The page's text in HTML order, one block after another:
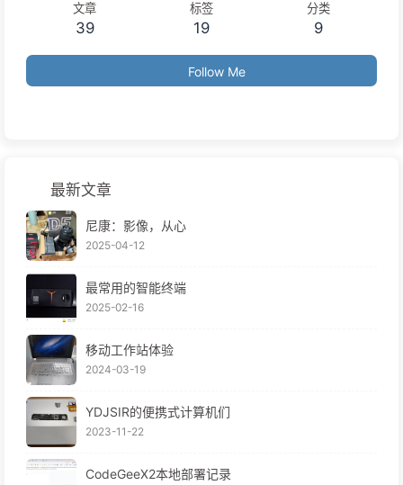
文章
39
标签
19
分类
9
Follow Me
最新文章
尼康：影像，从心
2025-04-12
最常用的智能终端
2025-02-16
移动工作站体验
2024-03-19
YDJSIR的便携式计算机们
2023-11-22
CodeGeeX2本地部署记录